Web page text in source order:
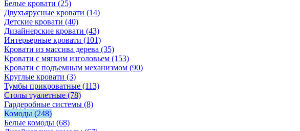
Белые кровати (25)
Двухъярусные кровати (14)
Детские кровати (40)
Дизайнерские кровати (43)
Интерьерные кровати (101)
Кровати из массива дерева (35)
Кровати с мягким изголовьем (153)
Кровати с подъемным механизмом (90)
Круглые кровати (3)
Тумбы прикроватные (113)
Столы туалетные (78)
Гардеробные системы (8)
Комоды (248)
Белые комоды (68)